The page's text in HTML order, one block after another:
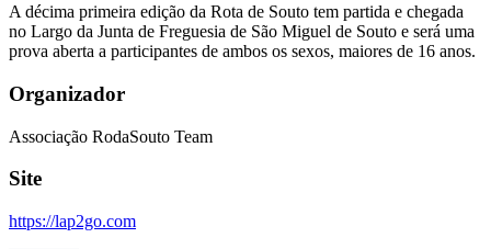
A décima primeira edição da Rota de Souto tem partida e chegada
no Largo da Junta de Freguesia de São Miguel de Souto e será uma
prova aberta a participantes de ambos os sexos, maiores de 16 anos.
Organizador
Associação RodaSouto Team
Site
https://lap2go.com